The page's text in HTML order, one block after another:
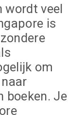
wordt veel
is
om
boeken. Je